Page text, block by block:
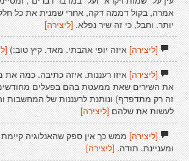
אמרה, בקול דממה דקה, אחרי שמנית את כל
יותר. וחבל, כי זה שיר נפלא. [ליצירה]
[ליצירה]איזה יופי אהבתי. מאד. קיץ טוב:)
[ליצירה]איזו רעננות. איזה כתיבה. כמה את
את השירים שאת ממעטת בהם בפעלים
זה רק מתדפדף) ונותנת לרעננות של המחשבות
לעשות את שלהם [ליצירה]
[ליצירה]ממש כך אין ספק שהאנלוגיה
ומעניינת. תודה. [ליצירה]